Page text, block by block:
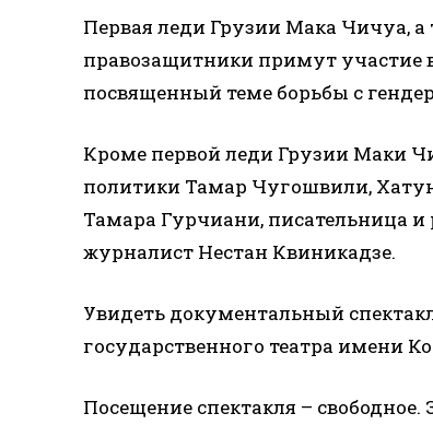
Первая леди Грузии Мака Чичуа,
правозащитники примут участие
посвященный теме борьбы с
Кроме первой леди Грузии Маки
политики Тамар Чугошвили,
Тамара Гурчиани, писательница
журналист Нестан Квиникадзе.
Увидеть документальный
государственного театра имени
Посещение спектакля –